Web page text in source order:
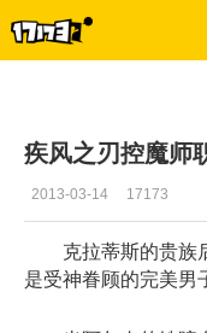
疾风之刃控魔师
2013-03-14 17173
克拉蒂斯的贵族后
是受神眷顾的完美男